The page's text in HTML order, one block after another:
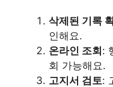
삭제된 기록
인해요.
온라인 조회:
회 가능해요.
고지서 검토: